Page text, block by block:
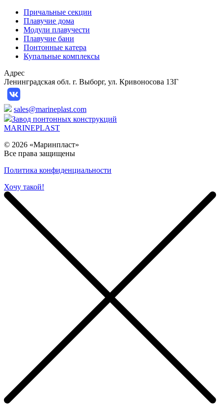
Причальные секции
Плавучие дома
Модули плавучести
Плавучие бани
Понтонные катера
Купальные комплексы
Адрес
Ленинградская обл. г. Выборг, ул. Кривоносова 13Г
sales@marineplast.com
Завод понтонных конструкций
MARINEPLAST
© 2026 «Маринпласт»
Все права защищены️
Политика конфиденциальности
Хочу такой!